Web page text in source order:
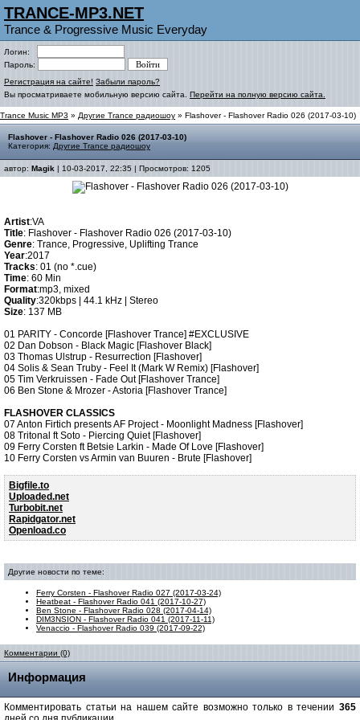
TRANCE-MP3.NET
Trance & Progressive Music Everyday
Логин:
Пароль:
Регистрация на сайте! Забыли пароль?
Вы просматриваете мобильную версию сайта. Перейти на полную версию сайта.
Trance Music MP3 » Другие Trance радиошоу » Flashover - Flashover Radio 026 (2017-03-10)
Flashover - Flashover Radio 026 (2017-03-10)
Категория: Другие Trance радиошоу
автор: Magik | 10-03-2017, 22:35 | Просмотров: 1205
Artist:VA
Title: Flashover - Flashover Radio 026 (2017-03-10)
Genre: Trance, Progressive, Uplifting Trance
Year:2017
Tracks: 01 (no *.cue)
Time: 60 Min
Format:mp3, mixed
Quality:320kbps | 44.1 kHz | Stereo
Size: 137 MB
01 PARITY - Concorde [Flashover Trance] #EXCLUSIVE
02 Dan Dobson - Black Magic [Flashover Black]
03 Thomas Ulstrup - Resurrection [Flashover]
04 Solis & Sean Truby - Feel It (Mark W Remix) [Flashover]
05 Tim Verkruissen - Fade Out [Flashover Trance]
06 Ben Stone & Mrozer - Astoria [Flashover Trance]
FLASHOVER CLASSICS
07 Anton Firtich presents AF Project - Moonlight Madness [Flashover]
08 Tritonal ft Soto - Piercing Quiet [Flashover]
09 Ferry Corsten ft Betsie Larkin - Made Of Love [Flashover]
10 Ferry Corsten vs Armin van Buuren - Brute [Flashover]
Bigfile.to
Uploaded.net
Turbobit.net
Rapidgator.net
Openload.co
Другие новости по теме:
Ferry Corsten - Flashover Radio 027 (2017-03-24)
Heatbeat - Flashover Radio 041 (2017-10-27)
Ben Stone - Flashover Radio 028 (2017-04-14)
DIM3NSION - Flashover Radio 041 (2017-11-11)
Venaccio - Flashover Radio 039 (2017-09-22)
Комментарии (0)
Информация
Комментировать статьи на нашем сайте возможно только в течении 365